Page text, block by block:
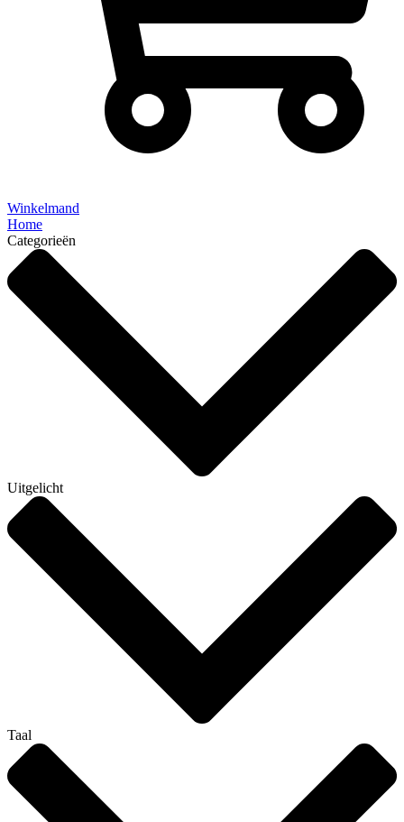
Winkelmand
Home
Categorieën
Uitgelicht
Taal